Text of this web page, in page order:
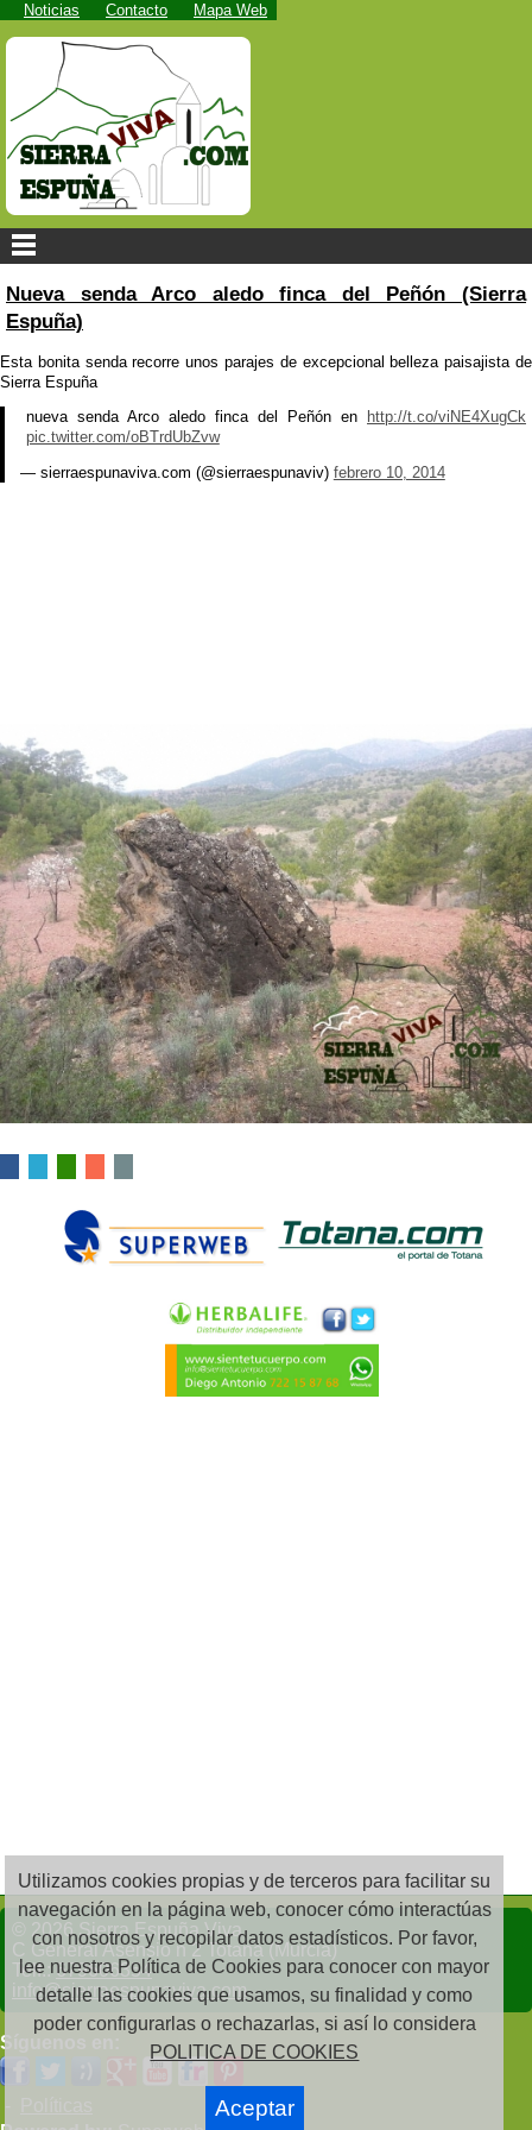
Noticias Contacto Mapa Web
Nueva senda Arco aledo finca del Peñón (Sierra
Espuña)
Esta bonita senda recorre unos parajes de excepcional belleza paisajista de
Sierra Espuña
nueva senda Arco aledo finca del Peñón en
http://t.co/viNE4XugCk
pic.twitter.com/oBTrdUbZvw
— sierraespunaviva.com (@sierraespunaviv) febrero 10, 2014
© 2026 Sierra Espuña Viva
C General Asensio n 2 Totana (Murcia)
Telf.:679606354
info@sierraespunaviva.com
Síguenos en:
Utilizamos cookies propias y de terceros para facilitar su
navegación en la página web, conocer cómo interactúas
con nosotros y recopilar datos estadísticos. Por favor,
lee nuestra Política de Cookies para conocer con mayor
detalle las cookies que usamos, su finalidad y como
poder configurarlas o rechazarlas, si así lo considera
POLITICA DE COOKIES
Aceptar